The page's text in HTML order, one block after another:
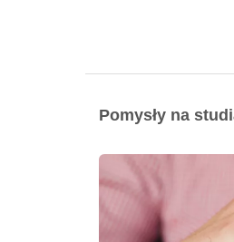
Pomysły na